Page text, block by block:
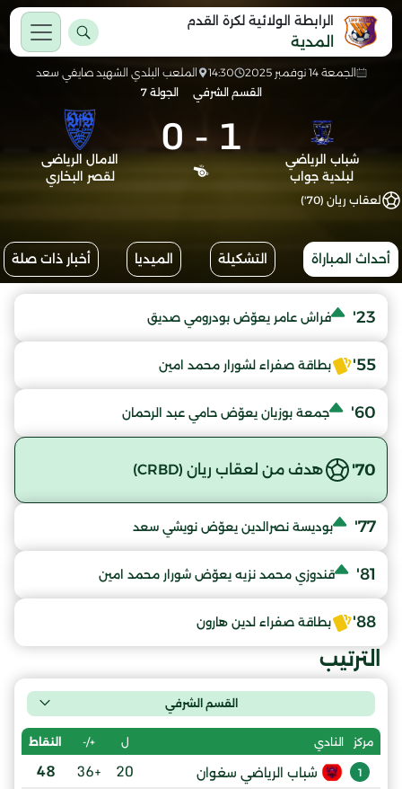
الرابطة الولائية لكرة القدم
المدية
الجمعة 14 نوفمبر 2025 14:30
الملعب البلدي الشهيد صايفي سعد
القسم الشرفي
الجولة 7
شباب الرياضي
لبلدية جواب
1
-
0
الامال الرياضى
لقصر البخاري
لعقاب ريان (70')
أحداث المباراة التشكيلة الميديا أخبار ذات صلة
23' فراش عامر يعوّض بودرومي صديق
55' بطاقة صفراء لشورار محمد امين
60' جمعة بوزيان يعوّض حامي عبد الرحمان
70' هدف من لعقاب ريان (CRBD)
77' بوديسة نصرالدين يعوّض نويشي سعد
81' قندوزي محمد نزيه يعوّض شورار محمد امين
88' بطاقة صفراء لدين هارون
الترتيب
القسم الشرفي
مركز النادي ل +/- النقاط
1 شباب الرياضي سغوان 20
+36
48